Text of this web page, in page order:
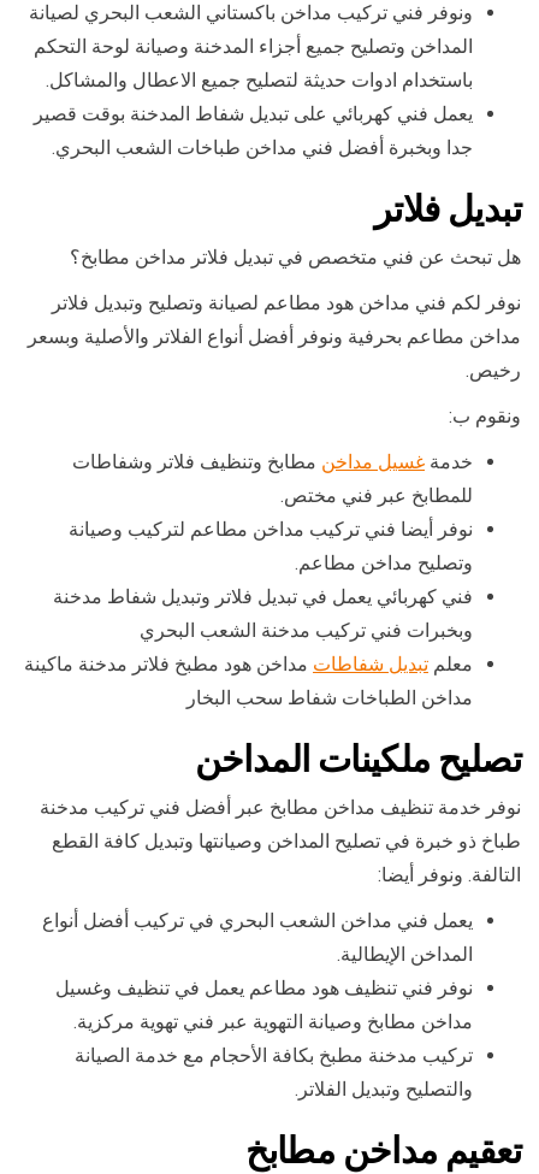
ونوفر فني تركيب مداخن باكستاني الشعب البحري لصيانة
المداخن وتصليح جميع أجزاء المدخنة وصيانة لوحة التحكم
باستخدام ادوات حديثة لتصليح جميع الاعطال والمشاكل.
يعمل فني كهربائي على تبديل شفاط المدخنة بوقت قصير
جدا وبخبرة أفضل فني مداخن طباخات الشعب البحري.
تبديل فلاتر
هل تبحث عن فني متخصص في تبديل فلاتر مداخن مطابخ؟
نوفر لكم فني مداخن هود مطاعم لصيانة وتصليح وتبديل فلاتر
مداخن مطاعم بحرفية ونوفر أفضل أنواع الفلاتر والأصلية وبسعر
رخيص.
ونقوم ب:
خدمة غسيل مداخن مطابخ وتنظيف فلاتر وشفاطات
للمطابخ عبر فني مختص.
نوفر أيضا فني تركيب مداخن مطاعم لتركيب وصيانة
وتصليح مداخن مطاعم.
فني كهربائي يعمل في تبديل فلاتر وتبديل شفاط مدخنة
وبخبرات فني تركيب مدخنة الشعب البحري
معلم تبديل شفاطات مداخن هود مطبخ فلاتر مدخنة ماكينة
مداخن الطباخات شفاط سحب البخار
تصليح ملكينات المداخن
نوفر خدمة تنظيف مداخن مطابخ عبر أفضل فني تركيب مدخنة
طباخ ذو خبرة في تصليح المداخن وصيانتها وتبديل كافة القطع
التالفة. ونوفر أيضا:
يعمل فني مداخن الشعب البحري في تركيب أفضل أنواع
المداخن الإيطالية.
نوفر فني تنظيف هود مطاعم يعمل في تنظيف وغسيل
مداخن مطابخ وصيانة التهوية عبر فني تهوية مركزية.
تركيب مدخنة مطبخ بكافة الأحجام مع خدمة الصيانة
والتصليح وتبديل الفلاتر.
تعقيم مداخن مطابخ